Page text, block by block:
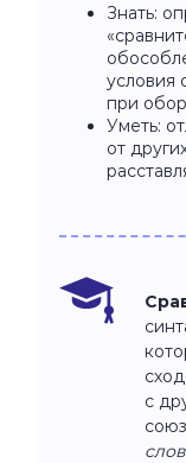
Знать:
условия
при
Уметь:
от
с